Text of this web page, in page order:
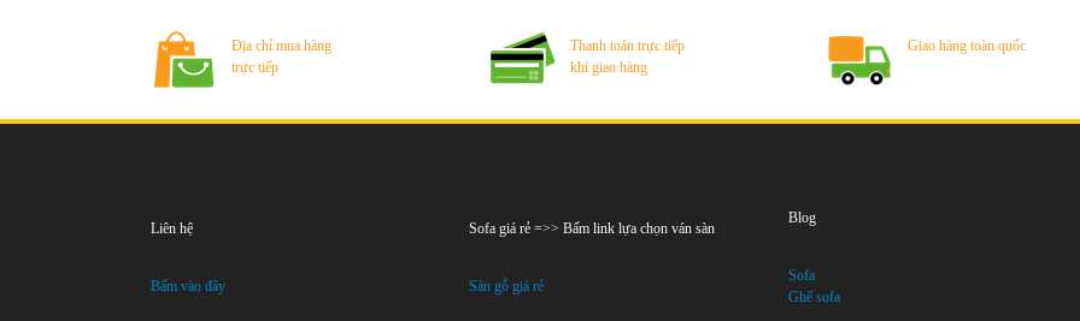
Địa chỉ mua hàng
trực tiếp
Thanh toán trực tiếp
khi giao hàng
Giao hàng toàn quốc
Liên hệ
Bấm vào đây
Sofa giá rẻ =>> Bấm link lựa chọn ván sàn
Sàn gỗ giá rẻ
Blog
Sofa
Ghế sofa